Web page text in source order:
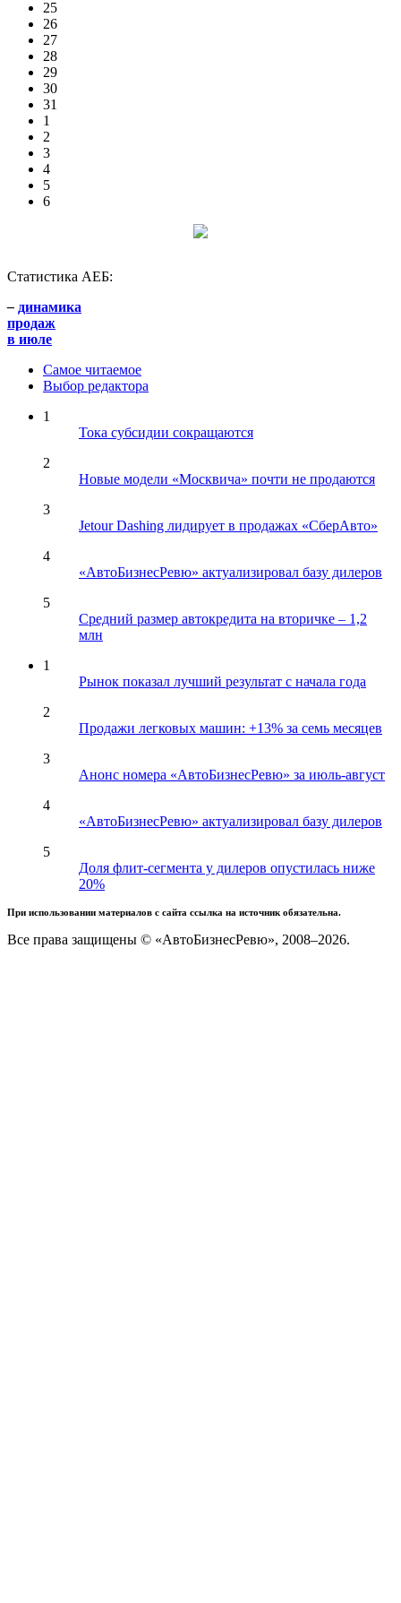
25
26
27
28
29
30
31
1
2
3
4
5
6
Статистика АЕБ:
– динамика
продаж
в июле
Самое читаемое
Выбор редактора
1
Тока субсидии сокращаются
2
Новые модели «Москвича» почти не продаются
3
Jetour Dashing лидирует в продажах «СберАвто»
4
«АвтоБизнесРевю» актуализировал базу дилеров
5
Средний размер автокредита на вторичке – 1,2
млн
1
Рынок показал лучший результат с начала года
2
Продажи легковых машин: +13% за семь месяцев
3
Анонс номера «АвтоБизнесРевю» за июль-август
4
«АвтоБизнесРевю» актуализировал базу дилеров
5
Доля флит-сегмента у дилеров опустилась ниже
20%
При использовании материалов с сайта ссылка на источник обязательна.
Все права защищены © «АвтоБизнесРевю», 2008–2026.